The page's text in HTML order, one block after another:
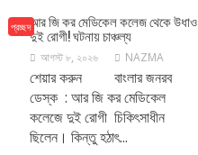
প্রচ্ছদআর জি কর মেডিকেল কলেজ থেকে উধাও
দুই রোগী! ঘটনায় চাঞ্চল্য
আগস্ট ৮, ২০২৬ NAZMA
শেয়ার করুন বাংলার জনরব
ডেস্ক : আর জি কর মেডিকেল
কলেজে দুই রোগী চিকিৎসাধীন
ছিলেন। কিন্তু হঠাৎ...